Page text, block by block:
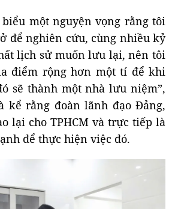
một nguyện vọng rằng tôi
để nghiên cứu, cùng nhiều kỷ
lịch sử muốn lưu lại, nên tôi
điểm rộng hơn một tí để khi
sẽ thành một nhà lưu niệm”,
kể rằng đoàn lãnh đạo Đảng,
lại cho TPHCM và trực tiếp là
để thực hiện việc đó.